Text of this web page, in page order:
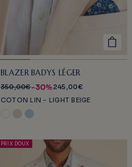
BLAZER BADYS LÉGER
350,00€-30%245,00€
COTON LIN - LIGHT BEIGE
PRIX DOUX